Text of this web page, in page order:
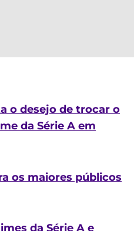
o desejo de trocar o
da Série A em
os maiores públicos
da Série A e